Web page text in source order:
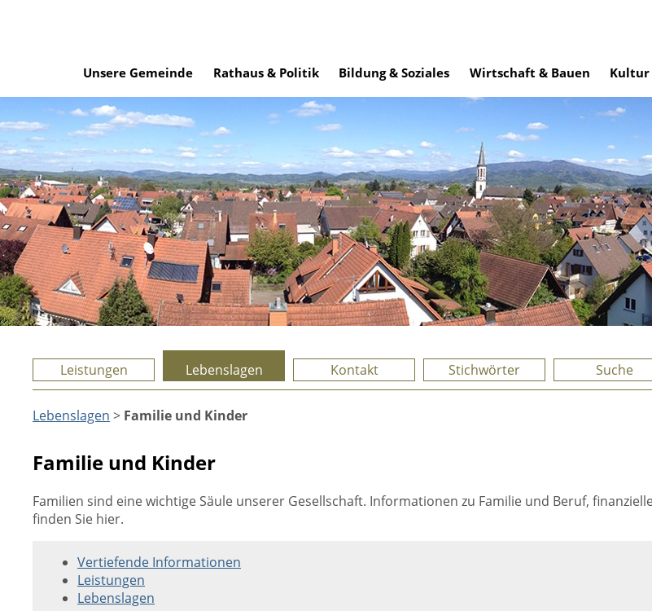
Unsere Gemeinde Rathaus & Politik Bildung & Soziales Wirtschaft & Bauen Kultur
Leistungen Lebenslagen Kontakt Stichwörter Suche
Lebenslagen > Familie und Kinder
Familie und Kinder
Familien sind eine wichtige Säule unserer Gesellschaft. Informationen zu Familie und Beruf,
finden Sie hier.
Vertiefende Informationen
Leistungen
Lebenslagen